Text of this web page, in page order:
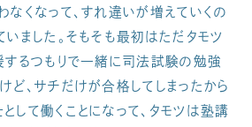
なくなって、すれ違いが増えていくの
ました。そもそも最初はただタモツ
するつもりで一緒に司法試験の勉強
ど、サチだけが合格してしまったから
して働くことになって、タモツは塾講